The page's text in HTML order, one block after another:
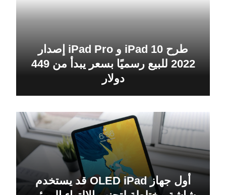
طرح iPad 10 و iPad Pro إصدار
2022 للبيع رسميًا بسعر يبدأ من 449
دولار
أول جهاز OLED iPad قد يستخدم